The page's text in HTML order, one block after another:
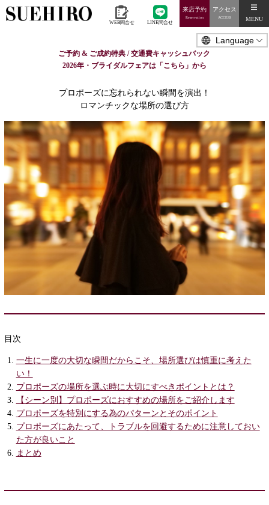
WEB問合せ LINE問合せ
来店予約
Reservation
アクセス
ACCESS MENU
ご予約 & ご成約特典 / 交通費キャッシュバック
2026年・ブライダルフェアは「こちら」から
プロポーズに忘れられない瞬間を演出！
ロマンチックな場所の選び方
目次
一生に一度の大切な瞬間だからこそ、場所選びは慎重に考えた
い！
プロポーズの場所を選ぶ時に大切にすべきポイントとは？
【シーン別】プロポーズにおすすめの場所をご紹介します
プロポーズを特別にする為のパターンとそのポイント
プロポーズにあたって、トラブルを回避するために注意しておい
た方が良いこと
まとめ